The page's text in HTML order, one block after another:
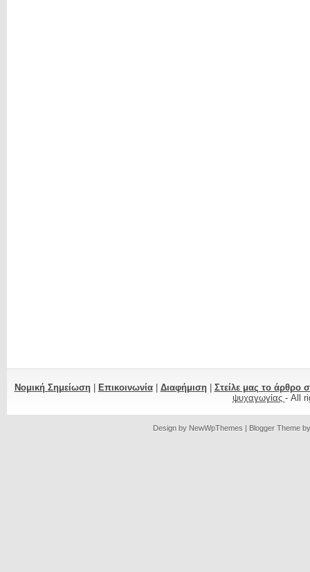
Νομική Σημείωση| Επικοινωνία| Διαφήμιση| Στείλε μας το άρθρο
ψυχαγωγίας - All
Design by NewWpThemes | Blogger Theme